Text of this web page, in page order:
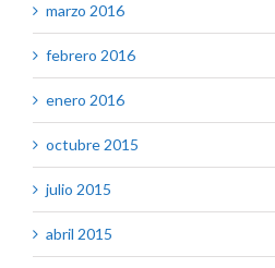
marzo 2016
febrero 2016
enero 2016
octubre 2015
julio 2015
abril 2015